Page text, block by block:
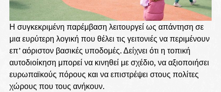
Η συγκεκριμένη παρέμβαση λειτουργεί ως απάντηση σε
μια ευρύτερη λογική που θέλει τις γειτονιές να περιμένουν
επ’ αόριστον βασικές υποδομές. Δείχνει ότι η τοπική
αυτοδιοίκηση μπορεί να κινηθεί με σχέδιο, να αξιοποιήσει
ευρωπαϊκούς πόρους και να επιστρέψει στους πολίτες
χώρους που τους ανήκουν.